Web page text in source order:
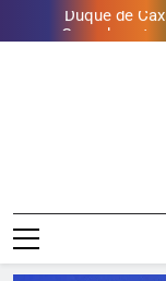
Guanabara
presentear o seu
Gastro Samba
Golfe e
Duque de
Guanabara
presentear o seu
Gastro Samba
Lins em